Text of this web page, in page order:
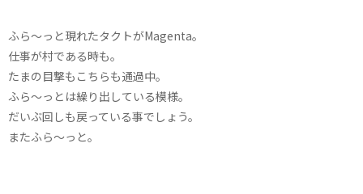
ふら〜っと現れたタクトがMagenta。
仕事が村である時も。
たまの目撃もこちらも通過中。
ふら〜っとは繰り出している模様。
だいぶ回しも戻っている事でしょう。
またふら〜っと。